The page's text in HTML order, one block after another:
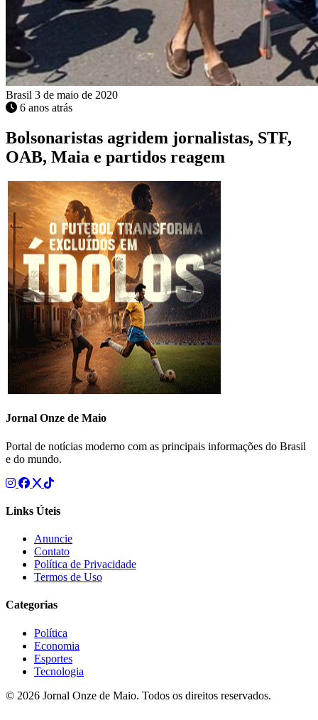
Brasil 3 de maio de 2020
6 anos atrás
Bolsonaristas agridem jornalistas, STF,
OAB, Maia e partidos reagem
Jornal Onze de Maio
Portal de notícias moderno com as principais informações do Brasil
e do mundo.
Links Úteis
Anuncie
Contato
Política de Privacidade
Termos de Uso
Categorias
Política
Economia
Esportes
Tecnologia
© 2026 Jornal Onze de Maio. Todos os direitos reservados.